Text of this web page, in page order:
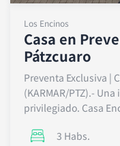
Los Encinos
Casa en
Pátzcuaro
Preventa Exclusiva |
(KARMAR/PTZ).-
privilegiado. Casa
3 Habs.